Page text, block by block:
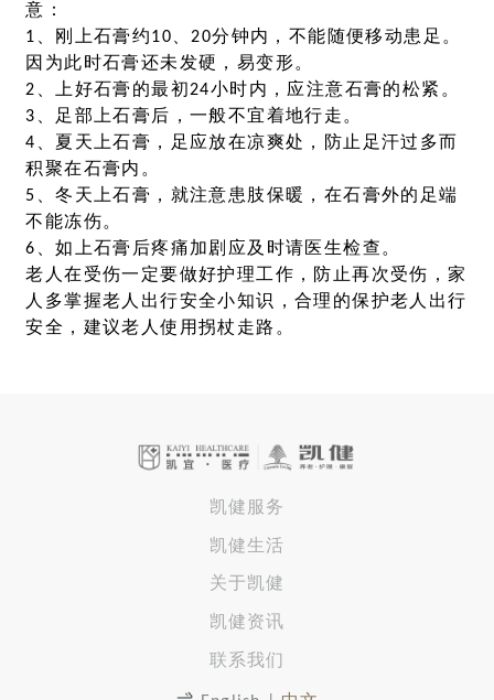
意：
1、刚上石膏约10、20分钟内，不能随便移动患足。
因为此时石膏还未发硬，易变形。
2、上好石膏的最初24小时内，应注意石膏的松紧。
3、足部上石膏后，一般不宜着地行走。
4、夏天上石膏，足应放在凉爽处，防止足汗过多而
积聚在石膏内。
5、冬天上石膏，就注意患肢保暖，在石膏外的足端
不能冻伤。
6、如上石膏后疼痛加剧应及时请医生检查。
老人在受伤一定要做好护理工作，防止再次受伤，家
人多掌握老人出行安全小知识，合理的保护老人出行
安全，建议老人使用拐杖走路。
凯健服务
凯健生活
关于凯健
凯健资讯
联系我们